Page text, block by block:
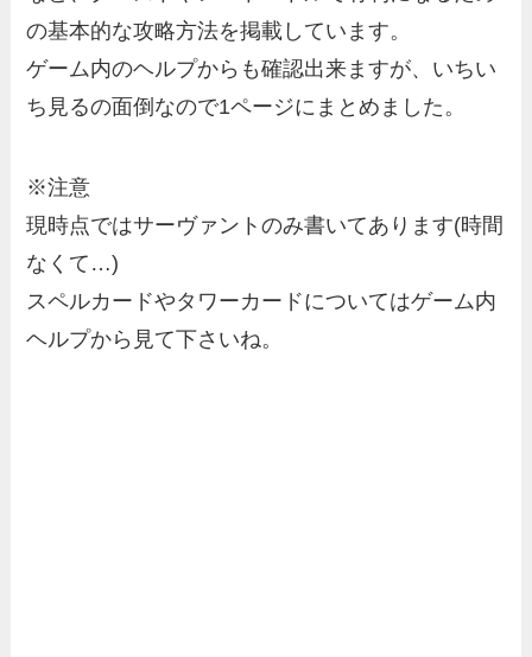
の基本的な攻略方法を掲載しています。
ゲーム内のヘルプからも確認出来ますが、いちい
ち見るの面倒なので1ページにまとめました。
※注意
現時点ではサーヴァントのみ書いてあります(時間
なくて…)
スペルカードやタワーカードについてはゲーム内
ヘルプから見て下さいね。